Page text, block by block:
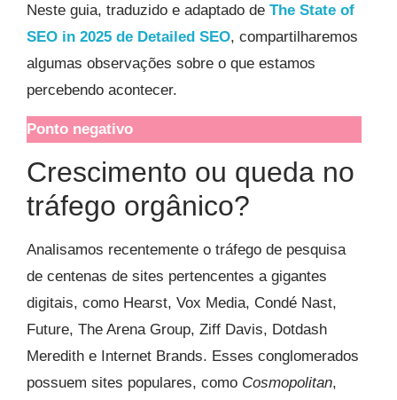
Neste guia, traduzido e adaptado de The State of
SEO in 2025 de Detailed SEO, compartilharemos
algumas observações sobre o que estamos
percebendo acontecer.
Ponto negativo
Crescimento ou queda no
tráfego orgânico?
Analisamos recentemente o tráfego de pesquisa
de centenas de sites pertencentes a gigantes
digitais, como Hearst, Vox Media, Condé Nast,
Future, The Arena Group, Ziff Davis, Dotdash
Meredith e Internet Brands. Esses conglomerados
possuem sites populares, como Cosmopolitan,